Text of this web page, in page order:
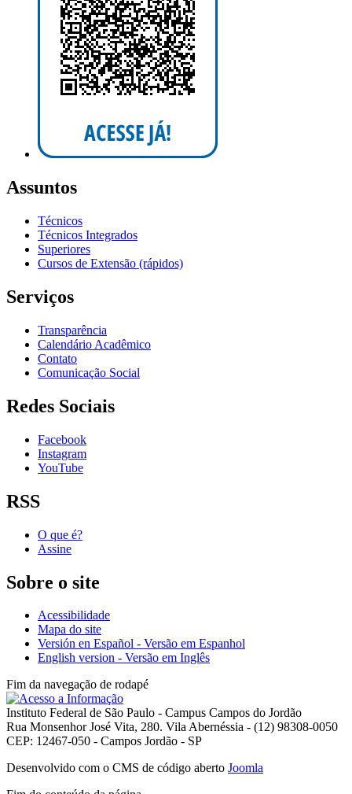
Assuntos
Técnicos
Técnicos Integrados
Superiores
Cursos de Extensão (rápidos)
Serviços
Transparência
Calendário Acadêmico
Contato
Comunicação Social
Redes Sociais
Facebook
Instagram
YouTube
RSS
O que é?
Assine
Sobre o site
Acessibilidade
Mapa do site
Versión en Español - Versão em Espanhol
English version - Versão em Inglês
Fim da navegação de rodapé
Instituto Federal de São Paulo - Campus Campos do Jordão
Rua Monsenhor José Vita, 280. Vila Abernéssia - (12) 98308-0050
CEP: 12467-050 - Campos Jordão - SP
Desenvolvido com o CMS de código aberto Joomla